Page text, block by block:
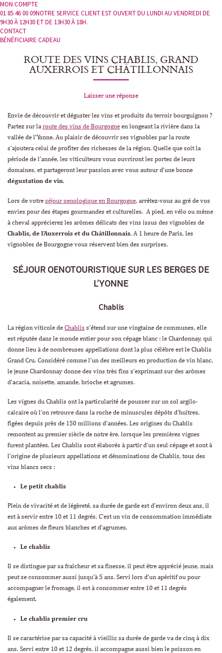
MON COMPTE
01 85 46 00 09NOTRE SERVICE CLIENT EST OUVERT DU LUNDI AU VENDREDI DE
9H30 À 12H30 ET DE 13H30 À 18H.
CONTACT
BÉNÉFICIAIRE CADEAU
ROUTE DES VINS CHABLIS, GRAND
AUXERROIS ET CHÂTILLONNAIS
Laisser une réponse
Envie de découvrir et déguster les vins et produits du terroir bourguignon ?
Partez sur la route des vins de Bourgogne en longeant la rivière dans la
vallée de l’Yonne. Au plaisir de découvrir ses vignobles par la route
s’ajoutera celui de profiter des richesses de la région. Quelle que soit la
période de l’année, les viticulteurs vous ouvriront les portes de leurs
domaines, et partageront leur passion avec vous autour d’une bonne
dégustation de vin.
Lors de votre séjour oenologique en Bourgogne, arrêtez-vous au gré de vos
envies pour des étapes gourmandes et culturelles. A pied, en vélo ou même
à cheval apprécierez les arômes délicats des vins issus des vignobles de
Chablis, de l’Auxerrois et du Châtillonnais. A 1 heure de Paris, les
vignobles de Bourgogne vous réservent bien des surprises.
SÉJOUR OENOTOURISTIQUE SUR LES BERGES DE
L’YONNE
Chablis
La région viticole de Chablis s’étend sur une vingtaine de communes, elle
est réputée dans le monde entier pour son cépage blanc : le Chardonnay, qui
donne lieu à de nombreuses appellations dont la plus célèbre est le Chablis
Grand Cru. Considéré comme l’un des meilleurs en production de vin blanc,
le jeune Chardonnay donne des vins très fins s’exprimant sur des arômes
d’acacia, noisette, amande, brioche et agrumes.
Les vignes du Chablis ont la particularité de pousser sur un sol argilo-
calcaire où l’on retrouve dans la roche de minuscules dépôts d’huîtres,
figées depuis près de 150 millions d’années. Les origines du Chablis
remontent au premier siècle de notre ère, lorsque les premières vignes
furent plantées. Les Chablis sont élaborés à partir d’un seul cépage et sont à
l’origine de plusieurs appellations et dénominations de Chablis, tous des
vins blancs secs :
Le petit chablis
Plein de vivacité et de légèreté, sa durée de garde est d’environ deux ans, il
est à servir entre 10 et 11 degrés. C’est un vin de consommation immédiate
aux arômes de fleurs blanches et d’agrumes.
Le chablis
Il se distingue par sa fraîcheur et sa finesse, il peut être apprécié jeune, mais
peut se consommer aussi jusqu’à 5 ans. Servi lors d’un apéritif ou pour
accompagner le fromage, il est à consommer entre 10 et 11 degrés
également.
Le chablis premier cru
Il se caractérise par sa capacité à vieillir, sa durée de garde va de cinq à dix
ans. Servi entre 10 et 12 degrés, il accompagne aussi bien le poisson en